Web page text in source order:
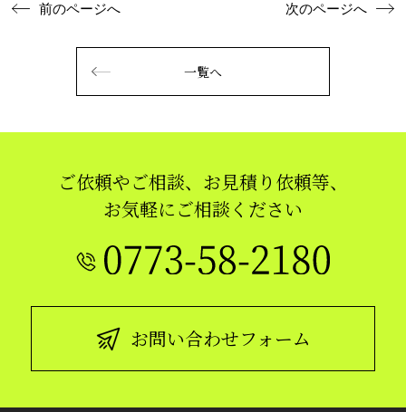
前のページへ 次のページへ
一覧へ
ご依頼やご相談、お見積り依頼等、
お気軽にご相談ください
お問い合わせフォーム